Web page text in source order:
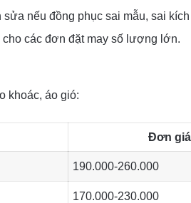
nếu đồng phục sai mẫu, sai
các đơn đặt may số lượng lớn.
khoác, áo gió:
Đơn
190.000-260.000
170.000-230.000